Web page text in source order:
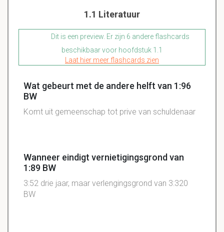
1.1 Literatuur
Dit is een preview. Er zijn 6 andere flashcards
beschikbaar voor hoofdstuk 1.1
Laat hier meer flashcards zien
Wat gebeurt met de andere helft van 1:96
BW
Komt uit gemeenschap tot prive van schuldenaar
Wanneer eindigt vernietigingsgrond van
1:89 BW
3:52 drie jaar, maar verlengingsgrond van 3:320
BW